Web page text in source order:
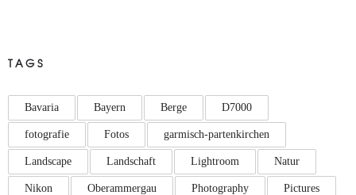
TAGS
Bavaria Bayern Berge D7000
fotografie Fotos garmisch-partenkirchen
Landscape Landschaft Lightroom Natur
Nikon Oberammergau Photography Pictures